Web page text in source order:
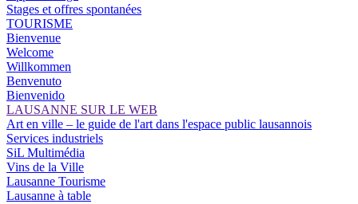
Stages et offres spontanées
TOURISME
Bienvenue
Welcome
Willkommen
Benvenuto
Bienvenido
LAUSANNE SUR LE WEB
Art en ville – le guide de l'art dans l'espace public lausannois
Services industriels
SiL Multimédia
Vins de la Ville
Lausanne Tourisme
Lausanne à table